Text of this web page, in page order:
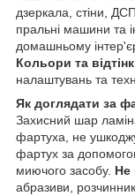
дзеркала, стіни,
пральні машини та
домашньому
Кольори та
налаштувань та
Як доглядати за
Захисний шар
фартуха, не
фартух за
миючого засобу. Не
абразиви,